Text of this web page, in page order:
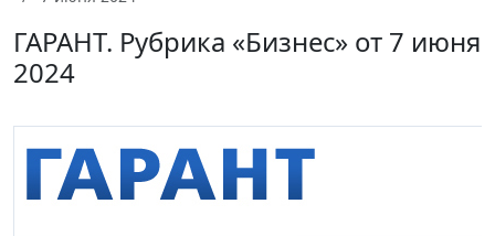
ГАРАНТ. Рубрика «Бизнес» от 7 июня
2024